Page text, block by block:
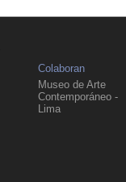
Colaboran
Museo de Arte
Contemporáneo -
Lima